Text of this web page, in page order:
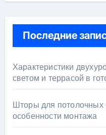
Последние
Характеристики
светом и террасой в
Шторы для потолочных
особенности монтажа